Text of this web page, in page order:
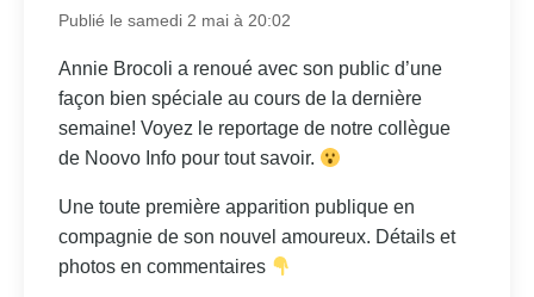
Publié le samedi 2 mai à 20:02
Annie Brocoli a renoué avec son public d’une
façon bien spéciale au cours de la dernière
semaine! Voyez le reportage de notre collègue
de Noovo Info pour tout savoir.
Une toute première apparition publique en
compagnie de son nouvel amoureux. Détails et
photos en commentaires